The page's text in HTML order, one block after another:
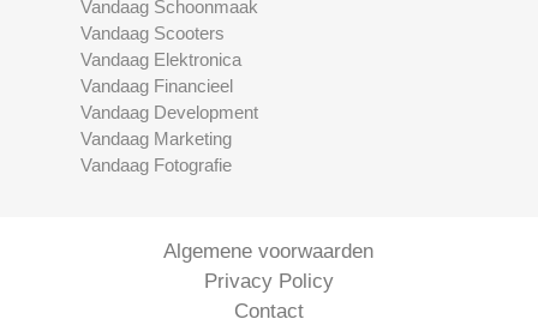
Vandaag Schoonmaak
Vandaag Scooters
Vandaag Elektronica
Vandaag Financieel
Vandaag Development
Vandaag Marketing
Vandaag Fotografie
Algemene voorwaarden
Privacy Policy
Contact